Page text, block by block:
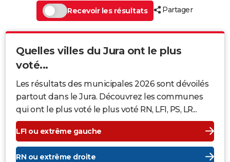
Recevoir les résultats
Partager
Quelles villes du Jura ont le plus
voté...
Les résultats des municipales 2026 sont dévoilés
partout dans le Jura. Découvrez les communes
qui ont le plus voté le plus voté RN, LFI, PS, LR...
LFI ou extrême gauche
RN ou extrême droite